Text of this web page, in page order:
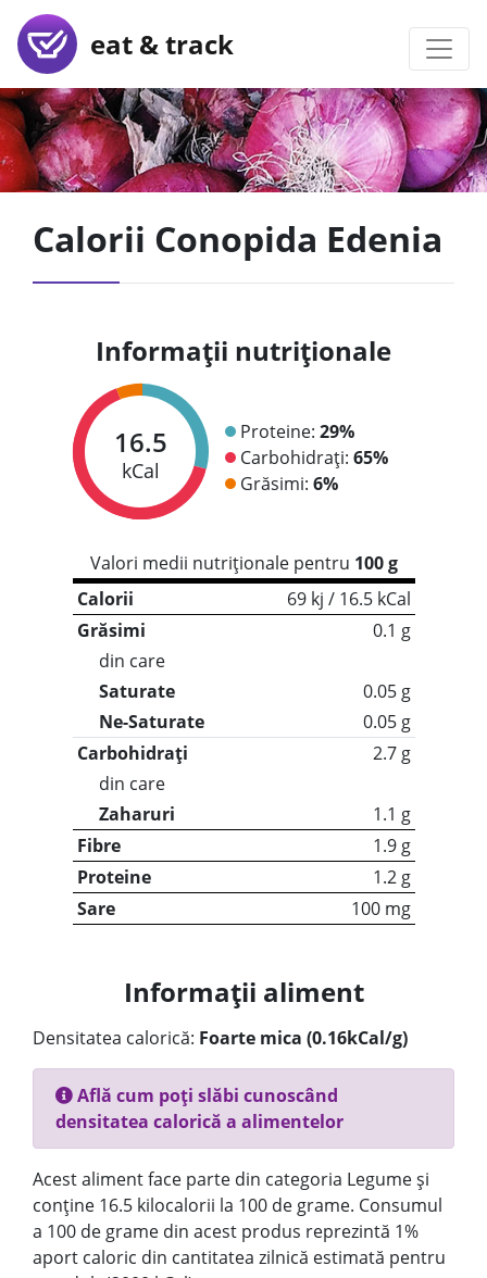
eat & track
Calorii Conopida Edenia
Informații nutriționale
16.5
kCal
Proteine: 29%
Carbohidrați: 65%
Grăsimi: 6%
Valori medii nutriționale pentru 100 g
Calorii
69 kj / 16.5 kCal
Grăsimi
0.1 g
din care
Saturate
0.05 g
Ne-Saturate
0.05 g
Carbohidrați
2.7 g
din care
Zaharuri
1.1 g
Fibre
1.9 g
Proteine
1.2 g
Sare
100 mg
Informații aliment
Densitatea calorică: Foarte mica (0.16kCal/g)
Află cum poți slăbi cunoscând
densitatea calorică a alimentelor
Acest aliment face parte din categoria Legume și
conține 16.5 kilocalorii la 100 de grame. Consumul
a 100 de grame din acest produs reprezintă 1%
aport caloric din cantitatea zilnică estimată pentru